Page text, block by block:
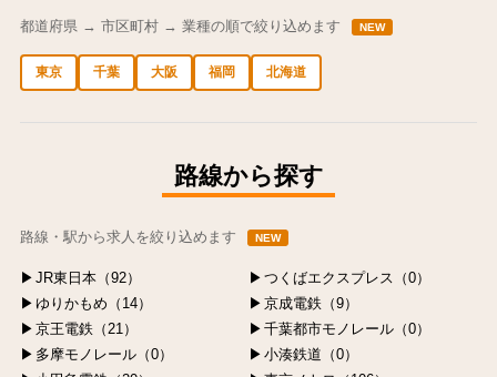
都道府県 → 市区町村 → 業種の順で絞り込めます NEW
東京 千葉 大阪 福岡 北海道
路線から探す
路線・駅から求人を絞り込めます NEW
JR東日本（92）
つくばエクスプレス（0）
ゆりかもめ（14）
京成電鉄（9）
京王電鉄（21）
千葉都市モノレール（0）
多摩モノレール（0）
小湊鉄道（0）